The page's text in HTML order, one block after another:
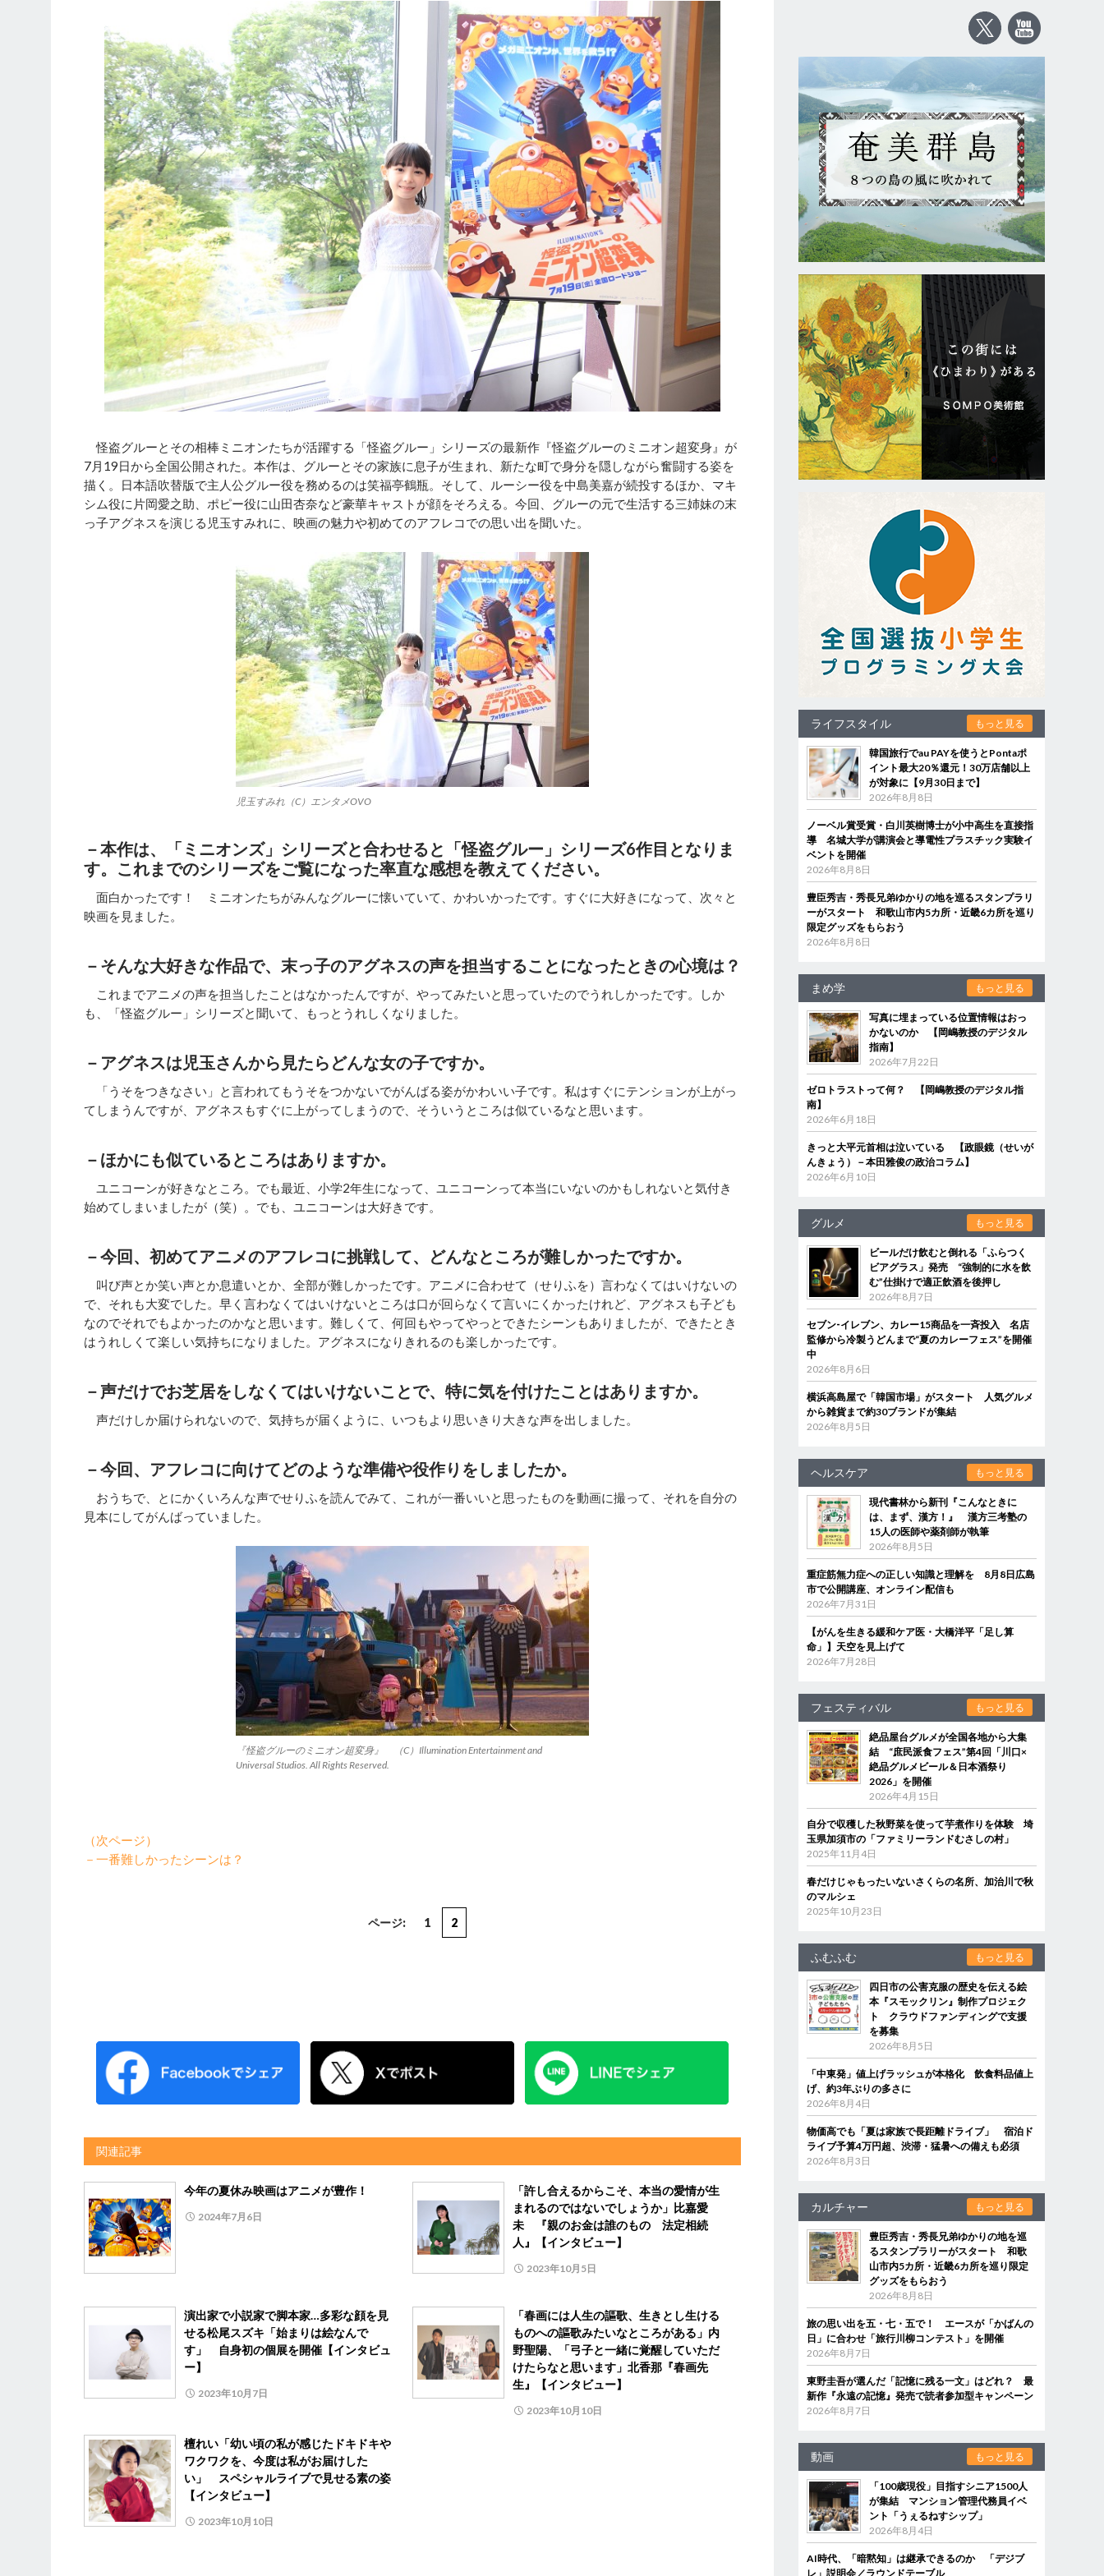
怪盗グルーとその相棒ミニオンたちが活躍する「怪盗グルー」シリーズの最新作『怪盗グルーのミニオン超変身』が
7月19日から全国公開された。本作は、グルーとその家族に息子が生まれ、新たな町で身分を隠しながら奮闘する姿を
描く。日本語吹替版で主人公グルー役を務めるのは笑福亭鶴瓶。そして、ルーシー役を中島美嘉が続投するほか、マキ
シム役に片岡愛之助、ポピー役に山田杏奈など豪華キャストが顔をそろえる。今回、グルーの元で生活する三姉妹の末
っ子アグネスを演じる児玉すみれに、映画の魅力や初めてのアフレコでの思い出を聞いた。
児玉すみれ（C）エンタメOVO
－本作は、「ミニオンズ」シリーズと合わせると「怪盗グルー」シリーズ6作目となりま
す。これまでのシリーズをご覧になった率直な感想を教えてください。
面白かったです！ ミニオンたちがみんなグルーに懐いていて、かわいかったです。すぐに大好きになって、次々と
映画を見ました。
－そんな大好きな作品で、末っ子のアグネスの声を担当することになったときの心境は？
これまでアニメの声を担当したことはなかったんですが、やってみたいと思っていたのでうれしかったです。しか
も、「怪盗グルー」シリーズと聞いて、もっとうれしくなりました。
－アグネスは児玉さんから見たらどんな女の子ですか。
「うそをつきなさい」と言われてもうそをつかないでがんばる姿がかわいい子です。私はすぐにテンションが上がっ
てしまうんですが、アグネスもすぐに上がってしまうので、そういうところは似ているなと思います。
－ほかにも似ているところはありますか。
ユニコーンが好きなところ。でも最近、小学2年生になって、ユニコーンって本当にいないのかもしれないと気付き
始めてしまいましたが（笑）。でも、ユニコーンは大好きです。
－今回、初めてアニメのアフレコに挑戦して、どんなところが難しかったですか。
叫び声とか笑い声とか息遣いとか、全部が難しかったです。アニメに合わせて（せりふを）言わなくてはいけないの
で、それも大変でした。早く言わなくてはいけないところは口が回らなくて言いにくかったけれど、アグネスも子ども
なのでそれでもよかったのかなと思います。難しくて、何回もやってやっとできたシーンもありましたが、できたとき
はうれしくて楽しい気持ちになりました。アグネスになりきれるのも楽しかったです。
－声だけでお芝居をしなくてはいけないことで、特に気を付けたことはありますか。
声だけしか届けられないので、気持ちが届くように、いつもより思いきり大きな声を出しました。
－今回、アフレコに向けてどのような準備や役作りをしましたか。
おうちで、とにかくいろんな声でせりふを読んでみて、これが一番いいと思ったものを動画に撮って、それを自分の
見本にしてがんばっていました。
『怪盗グルーのミニオン超変身』 （C）Illumination Entertainment and
Universal Studios. All Rights Reserved.
（次ページ）
－一番難しかったシーンは？
ページ: 1 2
関連記事
今年の夏休み映画はアニメが豊作！
2024年7月6日
「許し合えるからこそ、本当の愛情が生
まれるのではないでしょうか」比嘉愛
未 『親のお金は誰のもの 法定相続
人』【インタビュー】
2023年10月5日
演出家で小説家で脚本家…多彩な顔を見
せる松尾スズキ「始まりは絵なんで
す」 自身初の個展を開催【インタビュ
ー】
2023年10月7日
「春画には人生の謳歌、生きとし生ける
ものへの謳歌みたいなところがある」内
野聖陽、「弓子と一緒に覚醒していただ
けたらなと思います」北香那『春画先
生』【インタビュー】
2023年10月10日
檀れい「幼い頃の私が感じたドキドキや
ワクワクを、今度は私がお届けした
い」 スペシャルライブで見せる素の姿
【インタビュー】
2023年10月10日
ライフスタイル もっと見る
韓国旅行でau PAYを使うとPontaポ
イント最大20％還元！30万店舗以上
が対象に【9月30日まで】
2026年8月8日
ノーベル賞受賞・白川英樹博士が小中高生を直接指
導 名城大学が講演会と導電性プラスチック実験イ
ベントを開催
2026年8月8日
豊臣秀吉・秀長兄弟ゆかりの地を巡るスタンプラリ
ーがスタート 和歌山市内5カ所・近畿6カ所を巡り
限定グッズをもらおう
2026年8月8日
まめ学 もっと見る
写真に埋まっている位置情報はおっ
かないのか 【岡嶋教授のデジタル
指南】
2026年7月22日
ゼロトラストって何？ 【岡嶋教授のデジタル指
南】
2026年6月18日
きっと大平元首相は泣いている 【政眼鏡（せいが
んきょう）－本田雅俊の政治コラム】
2026年6月10日
グルメ もっと見る
ビールだけ飲むと倒れる「ふらつく
ビアグラス」発売 “強制的に水を飲
む”仕掛けで適正飲酒を後押し
2026年8月7日
セブン‐イレブン、カレー15商品を一斉投入 名店
監修から冷製うどんまで“夏のカレーフェス”を開催
中
2026年8月6日
横浜高島屋で「韓国市場」がスタート 人気グルメ
から雑貨まで約30ブランドが集結
2026年8月5日
ヘルスケア もっと見る
現代書林から新刊『こんなときに
は、まず、漢方！』 漢方三考塾の
15人の医師や薬剤師が執筆
2026年8月5日
重症筋無力症への正しい知識と理解を 8月8日広島
市で公開講座、オンライン配信も
2026年7月31日
【がんを生きる緩和ケア医・大橋洋平「足し算
命」】天空を見上げて
2026年7月28日
フェスティバル もっと見る
絶品屋台グルメが全国各地から大集
結 “庶民派食フェス”第4回「川口×
絶品グルメビール＆日本酒祭り
2026」を開催
2026年4月15日
自分で収穫した秋野菜を使って芋煮作りを体験 埼
玉県加須市の「ファミリーランドむさしの村」
2025年11月4日
春だけじゃもったいないさくらの名所、加治川で秋
のマルシェ
2025年10月23日
ふむふむ もっと見る
四日市の公害克服の歴史を伝える絵
本『スモックリン』制作プロジェク
ト クラウドファンディングで支援
を募集
2026年8月5日
「中東発」値上げラッシュが本格化 飲食料品値上
げ、約3年ぶりの多さに
2026年8月4日
物価高でも「夏は家族で長距離ドライブ」 宿泊ド
ライブ予算4万円超、渋滞・猛暑への備えも必須
2026年8月3日
カルチャー もっと見る
豊臣秀吉・秀長兄弟ゆかりの地を巡
るスタンプラリーがスタート 和歌
山市内5カ所・近畿6カ所を巡り限定
グッズをもらおう
2026年8月8日
旅の思い出を五・七・五で！ エースが「かばんの
日」に合わせ「旅行川柳コンテスト」を開催
2026年8月7日
東野圭吾が選んだ「記憶に残る一文」はどれ？ 最
新作『永遠の記憶』発売で読者参加型キャンペーン
2026年8月7日
動画 もっと見る
「100歳現役」目指すシニア1500人
が集結 マンション管理代務員イベ
ント「うぇるねすシップ」
2026年8月4日
AI時代、「暗黙知」は継承できるのか 「デジブ
レ」説明会／ラウンドテーブル